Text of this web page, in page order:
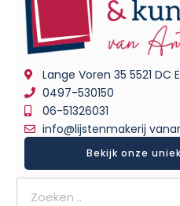
Lange Voren 35 5521 DC
0497-530150
06-51326031
info@lijstenmakerij
Bekijk onze